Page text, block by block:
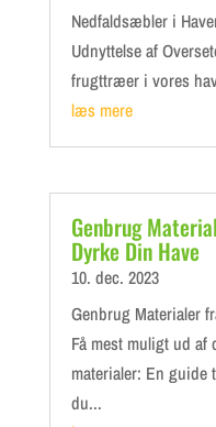
Nedfaldsæbler i
Udnyttelse af
frugttræer i vores
læs mere
Genbrug
Dyrke Din Have
10. dec. 2023
Genbrug Materialer
Få mest muligt ud
materialer: En
du...